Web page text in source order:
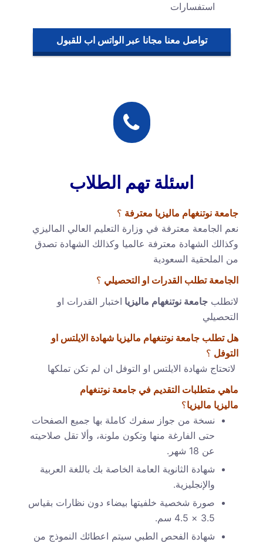
استفسارات
تواصل معنا مجانا عبر الواتس اب للقبول
اسئلة تهم الطلاب
جامعة نوتنغهام ماليزيا معترفة ؟
نعم الجامعة معترفة في وزارة التعليم العالي الماليزي
وكذالك الشهادة معترفة عالميا وكذالك الشهادة تصدق
من الملحقية السعودية
الجامعة تطلب القدرات او التحصيلي ؟
لاتطلب جامعة نوتنغهام ماليزيا اختبار القدرات او
التحصيلي
هل تطلب جامعة نوتنغهام ماليزيا شهادة الايلتس او
التوفل ؟
لاتحتاج شهادة الايلتس او التوفل ان لم تكن تملكها
ماهي متطلبات التقديم في جامعة نوتنغهام
ماليزيا ماليزيا؟
نسخة من جواز سفرك كاملة بها جميع الصفحات
حتى الفارغة منها وتكون ملونة، وألا تقل صلاحيته
عن 18 شهر.
شهادة الثانوية العامة الخاصة بك باللغة العربية
والإنجليزية.
صورة شخصية خلفيتها بيضاء دون نظارات بقياس
3.5 × 4.5 سم.
شهادة الفحص الطبي سيتم اعطائك النموذج من